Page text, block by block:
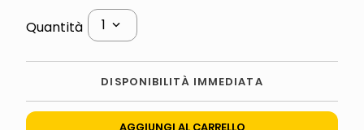
Quantità 1
DISPONIBILITÀ IMMEDIATA